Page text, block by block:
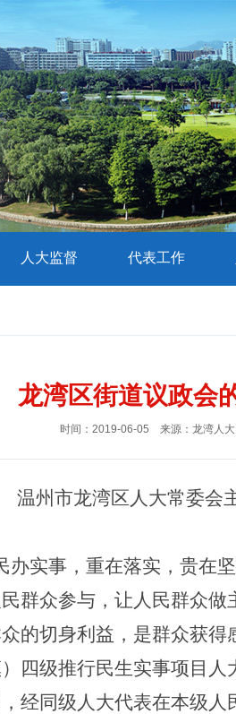
人大监督 代表工作
龙湾区街道议政会
时间：2019-06-05 来源：龙湾人大
温州市龙湾区人大常委会
办实事，重在落实，贵在
群众参与，让人民群众
的切身利益，是群众获
四级推行民生实事项目
经同级人大代表在本级